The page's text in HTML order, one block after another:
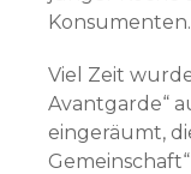
Konsumenten.
Viel Zeit
Avantgarde“
eingeräumt,